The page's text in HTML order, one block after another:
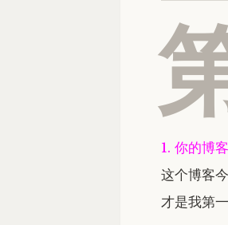
1. 你的博
这个博客
才是我第一